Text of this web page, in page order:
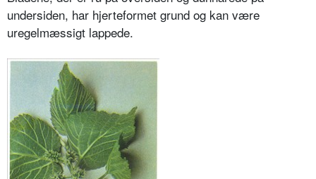
undersiden, har hjerteformet grund og kan være
uregelmæssigt lappede.